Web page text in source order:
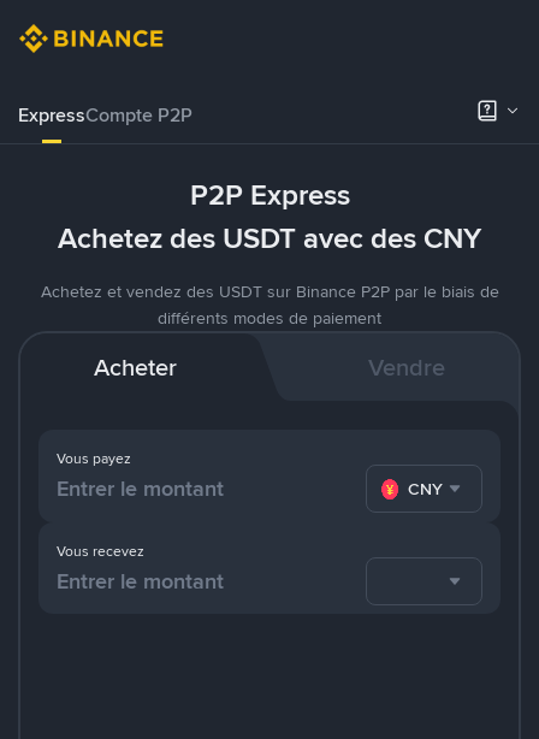
ExpressCompte P2P
P2P Express
Achetez des USDT avec des CNY
Achetez et vendez des USDT sur Binance P2P par le biais de
différents modes de paiement
Acheter Vendre
Vous payez
CNY
Vous recevez